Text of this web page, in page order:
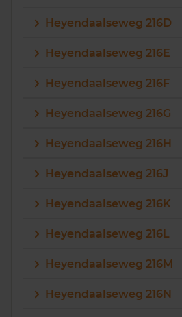
Heyendaalseweg 216D
Heyendaalseweg 216E
Heyendaalseweg 216F
Heyendaalseweg 216G
Heyendaalseweg 216H
Heyendaalseweg 216J
Heyendaalseweg 216K
Heyendaalseweg 216L
Heyendaalseweg 216M
Heyendaalseweg 216N